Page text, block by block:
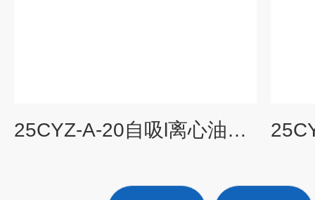
25CYZ-A-20自吸l离心油泵，自吸油泵，